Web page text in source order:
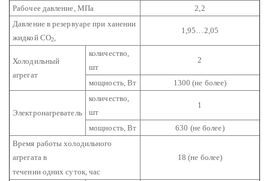
Рабочее давление, МПа
2,2
Давление в резервуаре при ханении
жидкой CO2
1,95…2,05
Холодильный
агрегат
количество,
шт
2
мощность, Вт 1300 (не более)
Электронагреватель
количество,
шт
1
мощность, Вт
630 (не более)
Время работы холодильного
агрегата в
течении одних суток, час
18 (не более)